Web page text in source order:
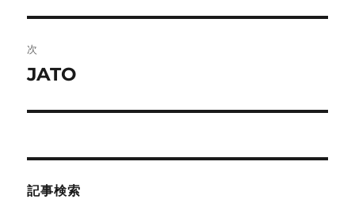
ビ
ゲ
ー
投
稿:
次
次
投
JATO
記事検索